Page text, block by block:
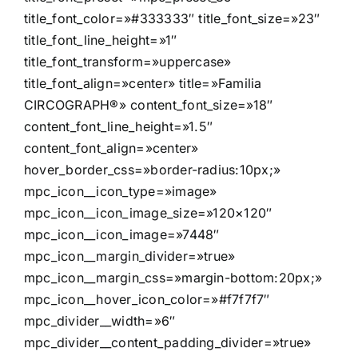
title_font_color=»#333333″ title_font_size=»23″
title_font_line_height=»1″
title_font_transform=»uppercase»
title_font_align=»center» title=»Familia
CIRCOGRAPH®» content_font_size=»18″
content_font_line_height=»1.5″
content_font_align=»center»
hover_border_css=»border-radius:10px;»
mpc_icon__icon_type=»image»
mpc_icon__icon_image_size=»120×120″
mpc_icon__icon_image=»7448″
mpc_icon__margin_divider=»true»
mpc_icon__margin_css=»margin-bottom:20px;»
mpc_icon__hover_icon_color=»#f7f7f7″
mpc_divider__width=»6″
mpc_divider__content_padding_divider=»true»